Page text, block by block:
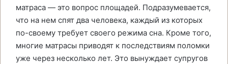
матраса — это вопрос площадей. Подразумевается,
что на нем спят два человека, каждый из которых
по-своему требует своего режима сна. Кроме того,
многие матрасы приводят к последствиям поломки
уже через несколько лет. Это вынуждает супругов